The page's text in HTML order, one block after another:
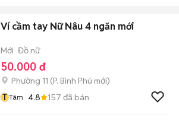
Ví cầm tay Nữ Nâu 4 ngăn mới
Mới Đồ nữ
50.000 đ
Phường 11 (P. Bình Phú mới)
T Tâm 4.8 157 đã bán